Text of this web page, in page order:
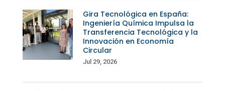
Gira Tecnológica en España:
Ingeniería Química Impulsa la
Transferencia Tecnológica y la
Innovación en Economía
Circular
Jul 29, 2026